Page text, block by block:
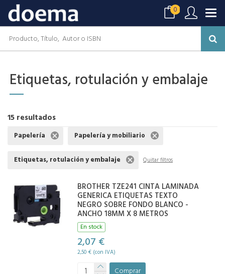
0
Etiquetas, rotulación y embalaje
15 resultados
Papelería Papelería y mobiliario
Etiquetas, rotulación y embalaje Quitar filtros
BROTHER TZE241 CINTA LAMINADA
GENERICA ETIQUETAS TEXTO
NEGRO SOBRE FONDO BLANCO -
ANCHO 18MM X 8 METROS
En stock
2,07 €
2,50 € (con IVA)
Comprar